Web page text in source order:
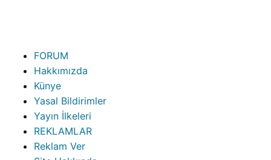
FORUM
Hakkımızda
Künye
Yasal Bildirimler
Yayın İlkeleri
REKLAMLAR
Reklam Ver